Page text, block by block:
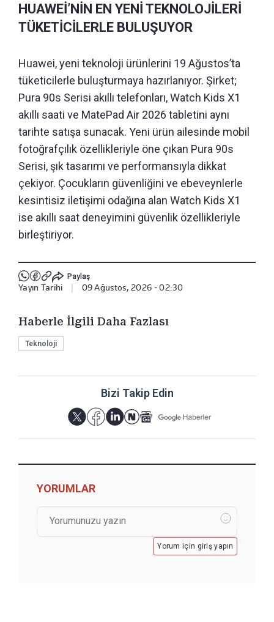
HUAWEİ’NİN EN YENİ TEKNOLOJİLERİ
TÜKETİCİLERLE BULUŞUYOR
Huawei, yeni teknoloji ürünlerini 19 Ağustos’ta
tüketicilerle buluşturmaya hazırlanıyor. Şirket;
Pura 90s Serisi akıllı telefonları, Watch Kids X1
akıllı saati ve MatePad Air 2026 tabletini aynı
tarihte satışa sunacak. Yeni ürün ailesinde mobil
fotoğrafçılık özellikleriyle öne çıkan Pura 90s
Serisi, şık tasarımı ve performansıyla dikkat
çekiyor. Çocukların güvenliğini ve ebeveynlerle
kesintisiz iletişimi odağına alan Watch Kids X1
ise akıllı saat deneyimini güvenlik özellikleriyle
birleştiriyor.
Paylaş
Yayın Tarihi | 09 Ağustos, 2026 - 02:30
Haberle İlgili Daha Fazlası
Teknoloji
Bizi Takip Edin
YORUMLAR
Yorum için giriş yapın